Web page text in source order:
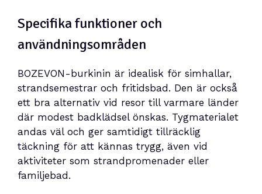
Specifika funktioner och
användningsområden
BOZEVON-burkinin är idealisk för simhallar,
strandsemestrar och fritidsbad. Den är också
ett bra alternativ vid resor till varmare länder
där modest badklädsel önskas. Tygmaterialet
andas väl och ger samtidigt tillräcklig
täckning för att kännas trygg, även vid
aktiviteter som strandpromenader eller
familjebad.